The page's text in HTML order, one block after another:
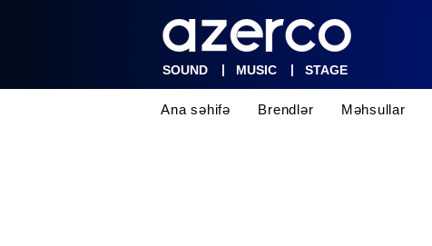
SOUND | MUSIC | STAGE
Ana səhifə Brendlər Məhsullar